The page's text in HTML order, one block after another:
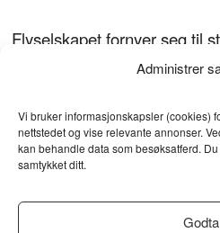
Administrer
Vi bruker informasjonskapsler (cookies)
nettstedet og vise relevante annonser.
kan behandle data som besøksatferd.
samtykket ditt.
Godta
Flyselskapet fornyer seg til
1. oktober 2025, setter
moderne Airbus A350.
I tillegg til å være mer
luftsirkulasjon, er flykabinen